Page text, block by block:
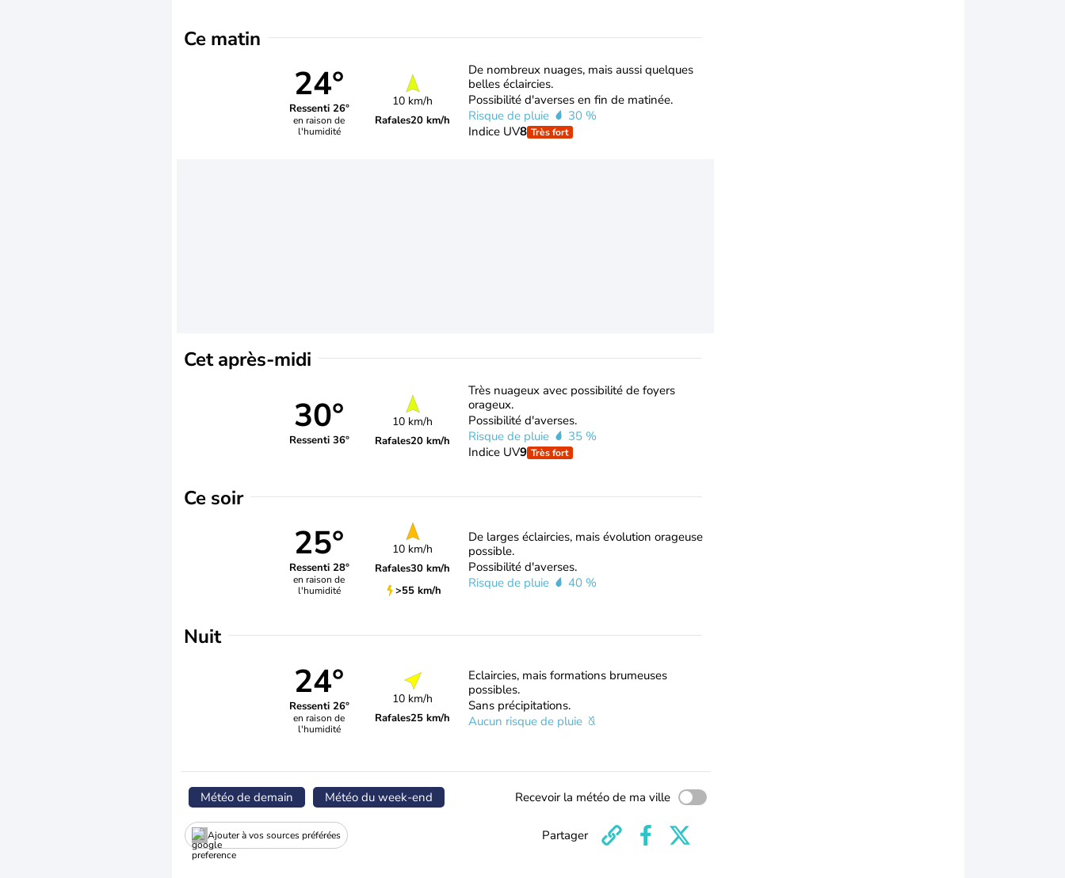
Ce matin
24°
Ressenti 26°
en raison de
l'humidité
10 km/h
Rafales20 km/h
De nombreux nuages, mais aussi quelques
belles éclaircies.
Possibilité d'averses en fin de matinée.
Risque de pluie
30 %
Indice UV8 Très fort
Cet après-midi
30°
Ressenti 36°
10 km/h
Rafales20 km/h
Très nuageux avec possibilité de foyers
orageux.
Possibilité d'averses.
Risque de pluie
35 %
Indice UV9 Très fort
Ce soir
25°
Ressenti 28°
en raison de
l'humidité
10 km/h
Rafales30 km/h
>55 km/h
De larges éclaircies, mais évolution orageuse
possible.
Possibilité d'averses.
Risque de pluie
40 %
Nuit
24°
Ressenti 26°
en raison de
l'humidité
10 km/h
Rafales25 km/h
Eclaircies, mais formations brumeuses
possibles.
Sans précipitations.
Aucun risque de pluie
Météo de demain Météo du week-end Recevoir la météo de ma ville
Ajouter à vos sources préférées Partager